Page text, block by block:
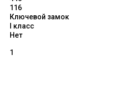
116
Ключевой замок
I класс
Нет
1